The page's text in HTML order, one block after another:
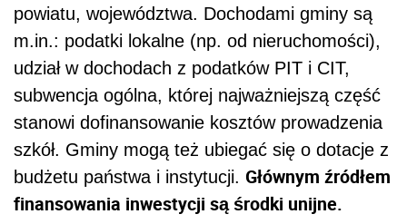
powiatu, województwa. Dochodami gminy są
m.in.: podatki lokalne (np. od nieruchomości),
udział w dochodach z podatków PIT i CIT,
subwencja ogólna, której najważniejszą część
stanowi dofinansowanie kosztów prowadzenia
szkół. Gminy mogą też ubiegać się o dotacje z
budżetu państwa i instytucji. Głównym źródłem
finansowania inwestycji są środki unijne.